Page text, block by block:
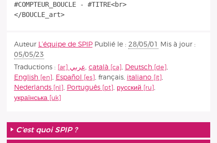
#COMPTEUR_BOUCLE - #TITRE<br>
</BOUCLE_art>
Auteur L’équipe de SPIP Publié le : 28/05/01
Mis à jour :
05/05/23
Traductions :
عربي català Deutsch
English
Español français, italiano
Nederlands
Português русский
українська
C’est quoi SPIP ?